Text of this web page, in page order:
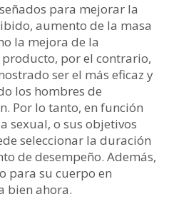
para mejorar la
aumento de la masa
la mejora de la
por el contrario,
ser el más eficaz y
los hombres de
Por lo tanto, en función
sexual, o sus objetivos
seleccionar la duración
de desempeño. Además,
para su cuerpo en
bien ahora.